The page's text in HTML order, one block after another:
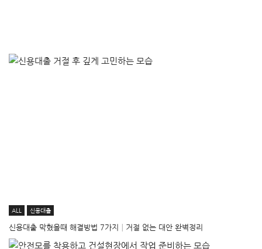
ALL 신용대출
신용대출 막혔을때 해결방법 7가지│거절 없는 대안 완벽정리